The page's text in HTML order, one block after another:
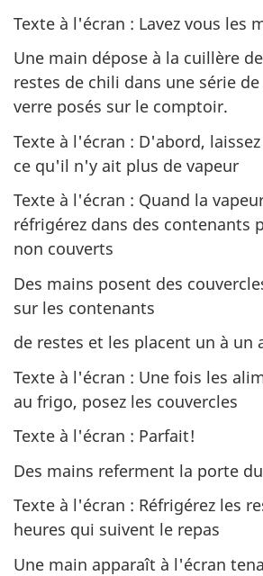
Texte à l'écran : Lavez vous les
Une main dépose à la cuillère
restes de chili dans une série
verre posés sur le comptoir.
Texte à l'écran : D'abord,
ce qu'il n'y ait plus de vapeur
Texte à l'écran : Quand la
réfrigérez dans des contenants
non couverts
Des mains posent des
sur les contenants
de restes et les placent un à un
Texte à l'écran : Une fois les
au frigo, posez les couvercles
Texte à l'écran : Parfait!
Des mains referment la porte
Texte à l'écran : Réfrigérez les
heures qui suivent le repas
Une main apparaît à l'écran